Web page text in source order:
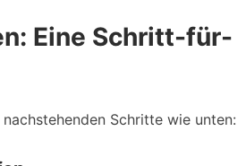
Eine Schritt-für-
Schritte wie unten: